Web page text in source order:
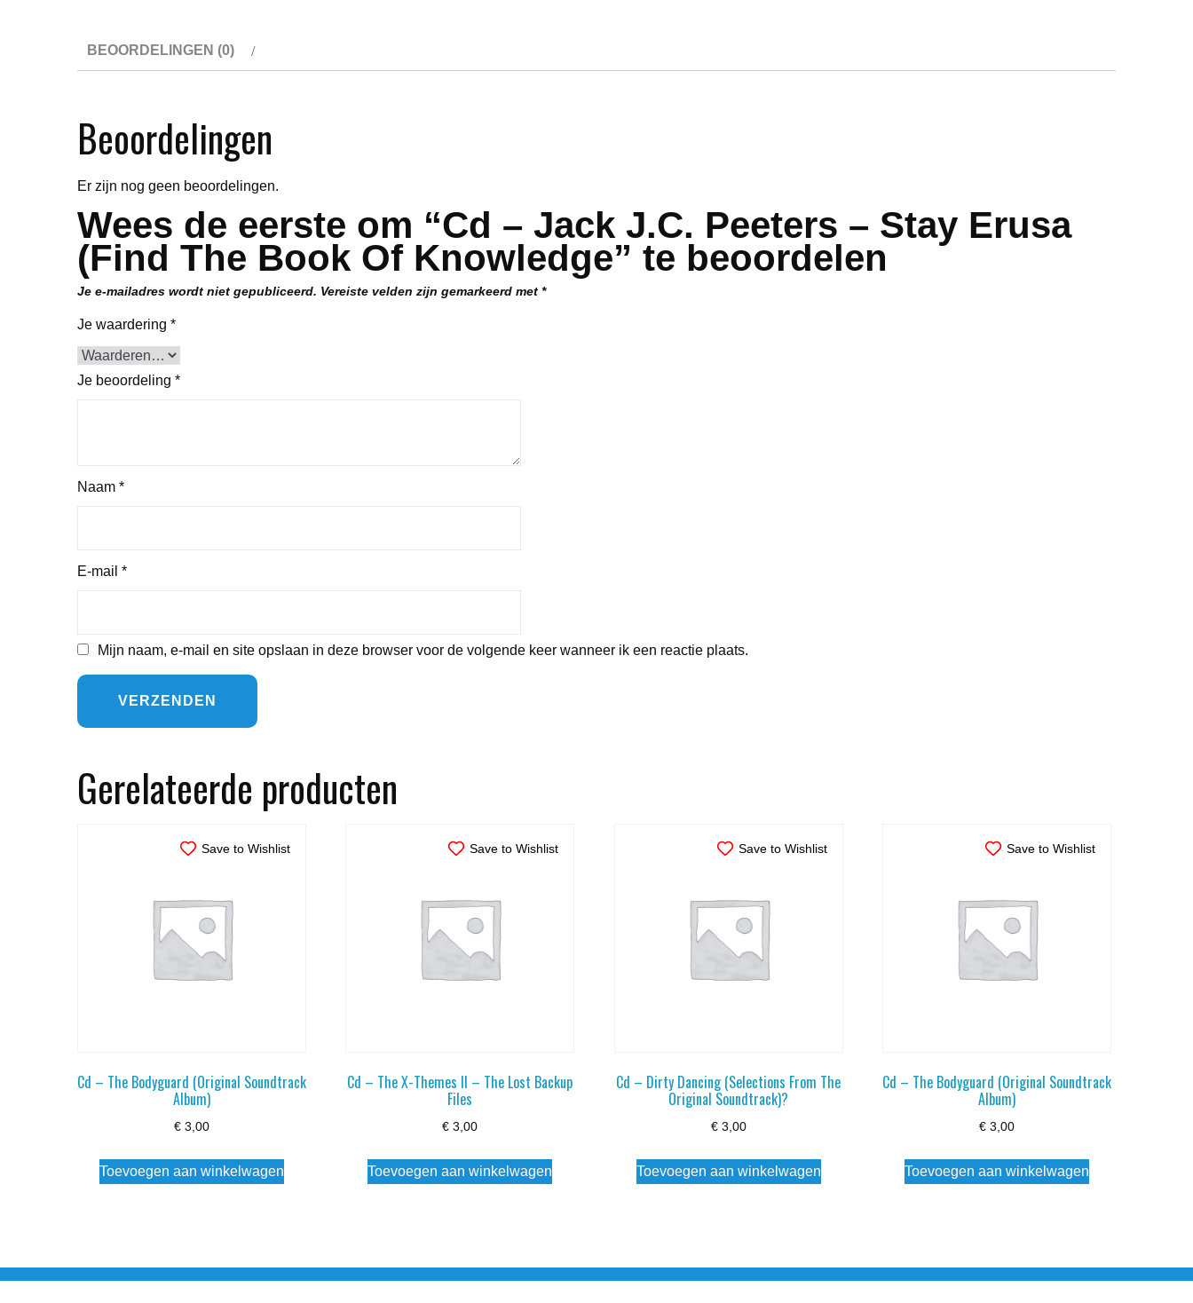
aantal
BEOORDELINGEN (0)
Beoordelingen
Er zijn nog geen beoordelingen.
Wees de eerste om “Cd – Jack J.C. Peeters – Stay Erusa
(Find The Book Of Knowledge” te beoordelen
Je e-mailadres wordt niet gepubliceerd. Vereiste velden zijn gemarkeerd met *
Je waardering *
Je beoordeling *
Naam *
E-mail *
Mijn naam, e-mail en site opslaan in deze browser voor de volgende keer wanneer ik een reactie plaats.
Gerelateerde producten
Save to Wishlist
Cd – The Bodyguard (Original Soundtrack
Album)
€3,00
Toevoegen aan winkelwagen
Save to Wishlist
Cd – The X-Themes II – The Lost Backup
Files
€ 3,00
Toevoegen aan winkelwagen
Save to Wishlist
Cd – Dirty Dancing (Selections From The
Original Soundtrack)?
€3,00
Toevoegen aan winkelwagen
Save to Wishlist
Cd – The Bodyguard (Original Soundtrack
Album)
€ 3,00
Toevoegen aan winkelwagen